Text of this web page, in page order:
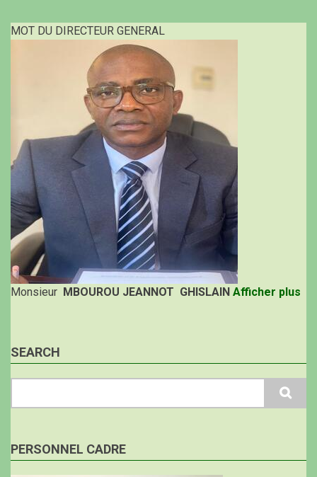
MOT DU DIRECTEUR GENERAL
Monsieur MBOUROU JEANNOT GHISLAIN Afficher plus
SEARCH
PERSONNEL CADRE